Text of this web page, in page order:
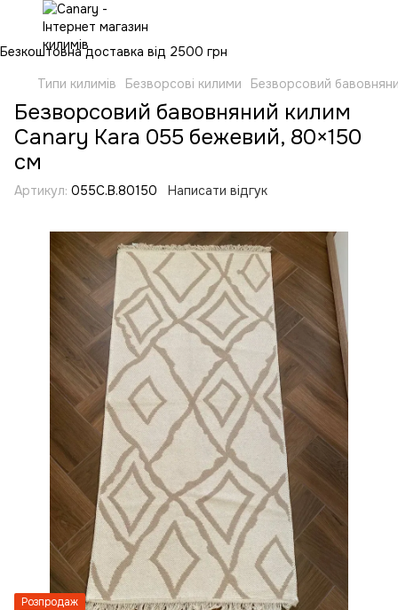
Безкоштовна доставка від 2500 грн
Типи килимів
Безворсові килими Безворсовий
Безворсовий бавовняний килим
Canary Kara 055 бежевий, 80×150
см
Артикул: 055C.B.80150 Написати відгук
Розпродаж